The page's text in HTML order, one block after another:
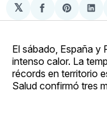
𝕏
Compartir
en
Share
on
en
El sábado, España y
intenso calor. La
récords en territorio
Salud confirmó tres